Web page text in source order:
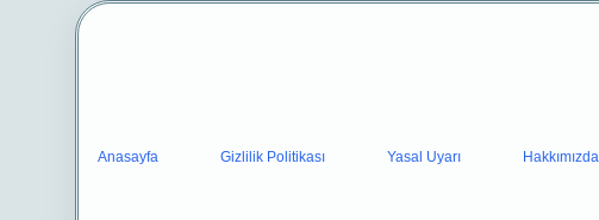
Anasayfa Gizlilik Politikası Yasal Uyarı Hakkımızda